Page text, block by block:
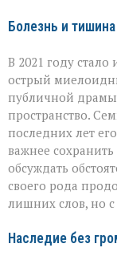
Болезнь и
В 2021 году стало
острый
публичной
пространство.
последних лет
важнее сохранить
обсуждать
своего рода
лишних слов, но
Наследие без